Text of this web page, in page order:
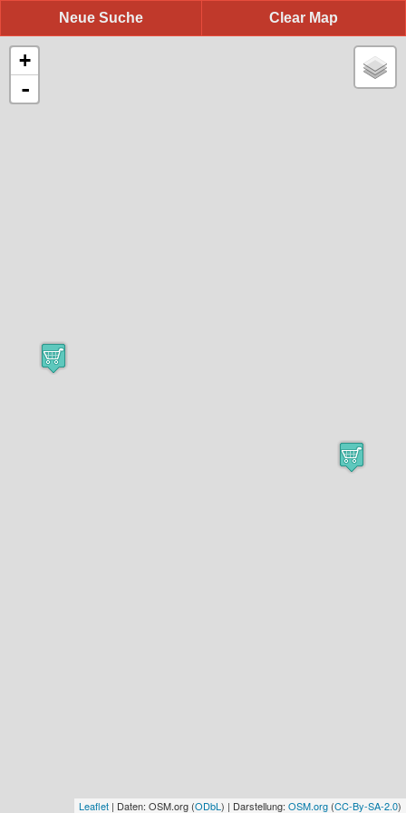
Clear Map
Neue Suche
+
-
Leaflet | Daten: OSM.org (ODbL ) | Darstellung: OSM.org (CC-By-SA-2.0)